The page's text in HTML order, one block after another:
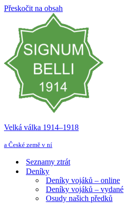
Přeskočit na obsah
Velká válka 1914–⁠⁠⁠⁠⁠⁠1918
a České země v ní
Seznamy ztrát
Deníky
Deníky vojáků – online
Deníky vojáků – vydané
Osudy našich předků